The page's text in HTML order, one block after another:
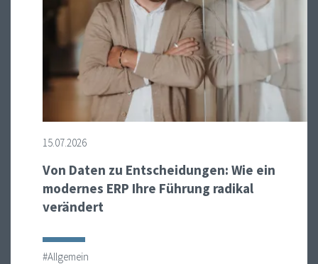
15.07.2026
Von Daten zu Entscheidungen: Wie ein
modernes ERP Ihre Führung radikal
verändert
#Allgemein